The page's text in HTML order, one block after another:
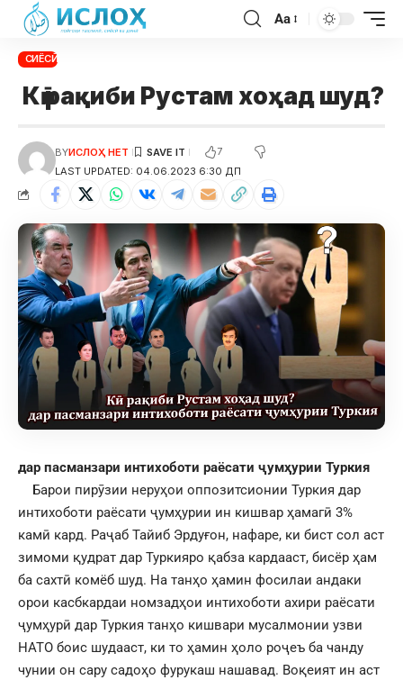
Aa
СИЁСӢ
Кӣ рақиби Рустам хоҳад шуд?
LAST UPDATED: 04.06.2023 6:30 ДП
BYИСЛОҲ НЕТ 7
дар пасманзари интихоботи раёсати ҷумҳурии Туркия
Барои пирӯзии неруҳои оппозитсионии Туркия дар
интихоботи раёсати ҷумҳурии ин кишвар ҳамагӣ 3%
камӣ кард. Раҷаб Тайиб Эрдуғон, нафаре, ки бист сол аст
зимоми қудрат дар Туркияро қабза кардааст, бисёр ҳам
ба сахтӣ комёб шуд. На танҳо ҳамин фосилаи андаки
орои касбкардаи номзадҳои интихоботи ахири раёсати
ҷумҳурӣ дар Туркия танҳо кишвари мусалмонии узви
НАТО боис шудааст, ки то ҳамин ҳоло роҷеъ ба чанду
чунии он сару садоҳо фурукаш нашавад. Воқеият ин аст